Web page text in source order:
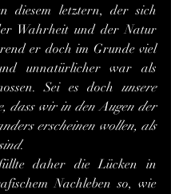
diesem letztern, der sich
Wahrheit und der Natur
er doch im Grunde viel
unnatürlicher war als
Sei es doch unsere
dass wir in den Augen der
erscheinen wollen, als
.
Nachleben so, wie